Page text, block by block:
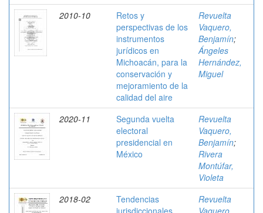
2010-10
Retos y
perspectivas de los
instrumentos
jurídicos en
Michoacán, para la
conservación y
mejoramiento de la
calidad del aire
Revuelta
Vaquero,
Benjamín;
Ángeles
Hernández,
Miguel
2020-11
Segunda vuelta
electoral
presidencial en
México
Revuelta
Vaquero,
Benjamín;
Rivera
Montúfar,
Violeta
2018-02
Tendencias
jurisdiccionales
Revuelta
Vaquero,